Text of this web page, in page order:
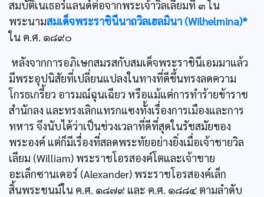
สมบัติเนเธอร์แลนด์ต่อจากพระเจ้าวิลเลียมที่ ๓ ใน
พระนามสมเด็จพระราชินีนาถวิลเฮลมินา (Wilhelmina)*
ใน ค.ศ. ๑๘๙๐
หลังจากการอภิเษกสมรสกับสมเด็จพระราชินีเอมมาแล้ว
มีพระอุปนิสัยที่เปลี่ยนแปลงในทางที่ดีขึ้นทรงลดความ
โกรธเกรี้ยว อารมณ์ฉุนเฉียว หรือแม้แต่การทำร้ายข้าราช
สำนักลง และทรงเลิกแทรกแซงทั้งเรื่องการเมืองและการ
ทหาร จึงนับได้ว่าเป็นช่วงเวลาที่ดีที่สุดในรัชสมัยของ
พระองค์ แต่ก็มีเรื่องที่สลดพระทัยอย่างยิ่งเมื่อเจ้าชายวิล
เลียม (William) พระราชโอรสองค์โตและเจ้าชาย
อะเล็กซานเดอร์ (Alexander) พระราชโอรสองค์เล็ก
สิ้นพระชนม์ใน ค.ศ. ๑๘๗๙ และ ค.ศ. ๑๘๘๔ ตามลำดับ